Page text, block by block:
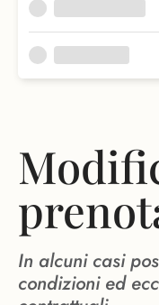
In alcuni casi
condizioni ed